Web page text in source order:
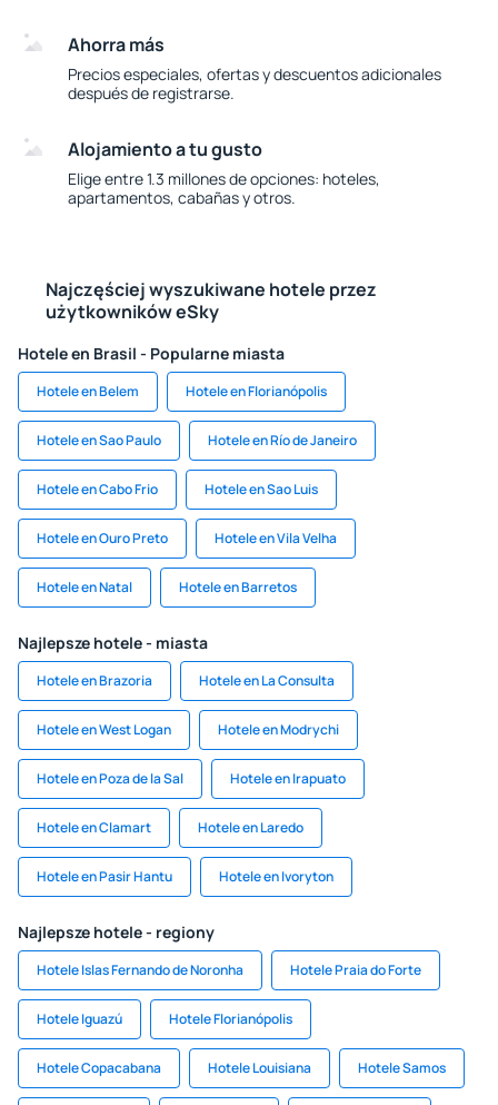
Ahorra más
Precios especiales, ofertas y descuentos adicionales
después de registrarse.
Alojamiento a tu gusto
Elige entre 1.3 millones de opciones: hoteles,
apartamentos, cabañas y otros.
Najczęściej wyszukiwane hotele przez
użytkowników eSky
Hotele en Brasil - Popularne miasta
Hotele en Belem Hotele en Florianópolis
Hotele en Sao Paulo Hotele en Río de Janeiro
Hotele en Cabo Frio Hotele en Sao Luis
Hotele en Ouro Preto Hotele en Vila Velha
Hotele en Natal Hotele en Barretos
Najlepsze hotele - miasta
Hotele en Brazoria Hotele en La Consulta
Hotele en West Logan Hotele en Modrychi
Hotele en Poza de la Sal Hotele en Irapuato
Hotele en Clamart Hotele en Laredo
Hotele en Pasir Hantu Hotele en Ivoryton
Najlepsze hotele - regiony
Hotele Islas Fernando de Noronha Hotele Praia do Forte
Hotele Iguazú Hotele Florianópolis
Hotele Copacabana Hotele Louisiana Hotele Samos